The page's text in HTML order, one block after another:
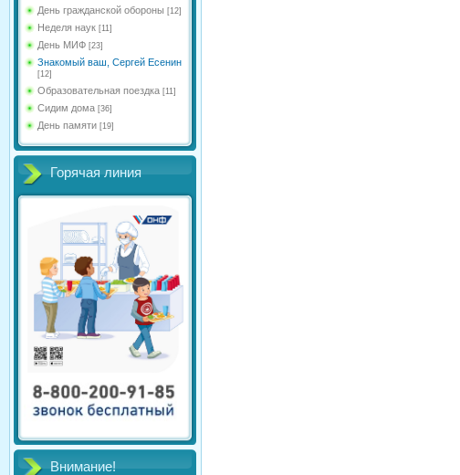
День гражданской обороны [12]
Неделя наук [11]
День МИФ [23]
Знакомый ваш, Сергей Есенин
[12]
Образовательная поездка [11]
Сидим дома [36]
День памяти [19]
Горячая линия
Внимание!